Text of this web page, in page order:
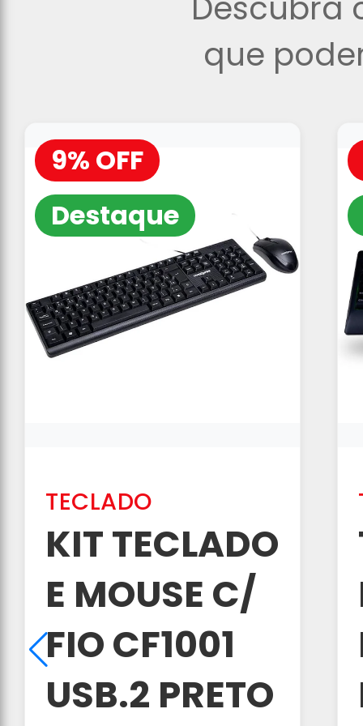
que
9% OFF
Destaque
TECLADO
KIT TECLADO
E MOUSE C/
FIO CF1001
USB.2 PRETO